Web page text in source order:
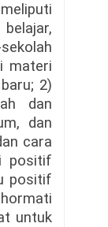
materi
2)
dan
dan
cara
positif
positif
untuk